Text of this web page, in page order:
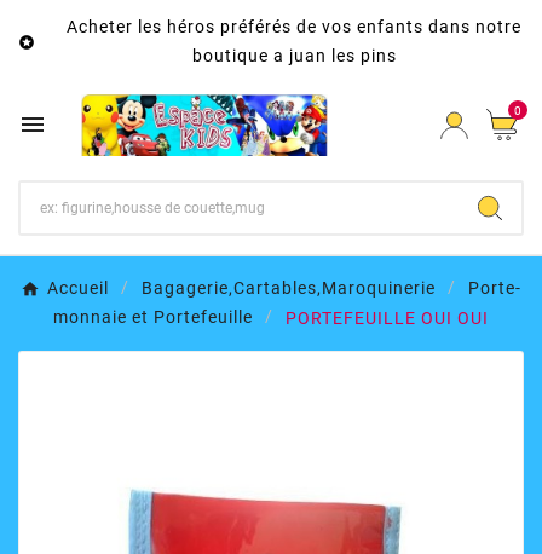

Acheter les héros préférés de vos enfants dans notre
boutique a juan les pins
 0
Accueil Bagagerie,Cartables,Maroquinerie
Porte-
monnaie et Portefeuille
PORTEFEUILLE OUI OUI